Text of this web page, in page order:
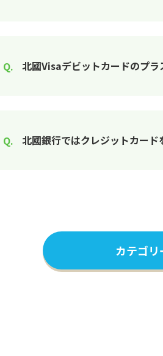
北國Visaデビットカードのプ
北國銀行ではクレジットカー
カテゴ